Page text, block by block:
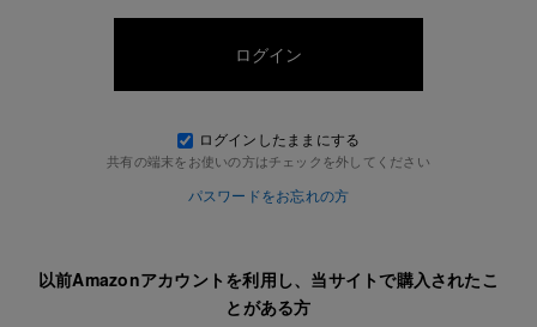
ログインしたままにする
共有の端末をお使いの方はチェックを外してください
パスワードをお忘れの方
以前Amazonアカウントを利用し、当サイトで購入されたこ
とがある方